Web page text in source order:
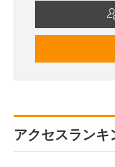
アクセスランキ